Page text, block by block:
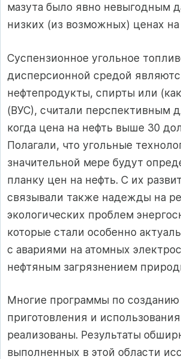
мазута было явно невыгодным
низких (из возможных) ценах на
Суспензионное угольное
дисперсионной средой
нефтепродукты, спирты или
(ВУС), считали перспективным
когда цена на нефть выше 30
Полагали, что угольные
значительной мере будут
планку цен на нефть. С их
связывали также надежды на
экологических проблем
которые стали особенно
с авариями на атомных
нефтяным загрязнением
Многие программы по созданию
приготовления и
реализованы. Результаты
выполненных в этой области